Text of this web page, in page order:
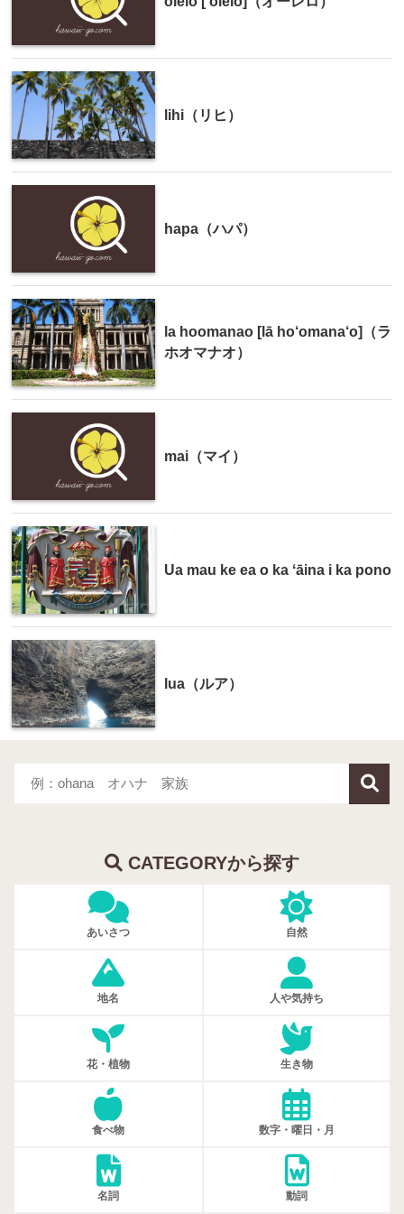
lihi（リヒ）
hapa（ハパ）
la hoomanao [lā ho‘omana‘o]（ラ
ホオマナオ）
mai（マイ）
Ua mau ke ea o ka ʻāina i ka pono
lua（ルア）
CATEGORYから探す
あいさつ 自然
地名 人や気持ち
花・植物 生き物
食べ物 数字・曜日・月
名詞 動詞